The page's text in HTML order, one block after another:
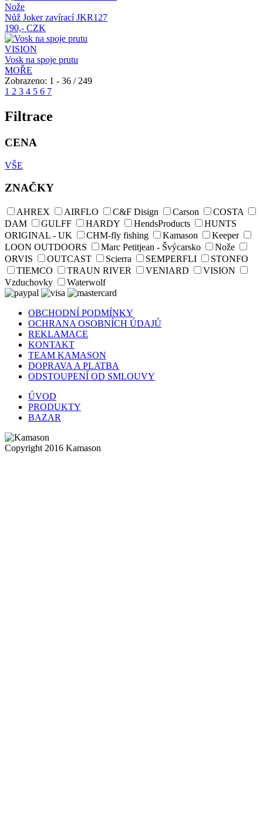
Nože
Nůž Joker zavírací JKR127
190,- CZK
VISION
Vosk na spoje prutu
MOŘE
Zobrazeno: 1 - 36 / 249
1 2 3 4 5 6 7
Filtrace
CENA
VŠE
ZNAČKY
AHREX AIRFLO C&F Disign Carson
COSTA
DAM
GULFF HARDY HendsProducts
HUNTS
ORIGINAL - UK
CHM-fly fishing Kamason
Keeper
LOON OUTDOORS
Marc Petitjean - Švýcarsko
Nože
ORVIS
OUTCAST Scierra SEMPERFLI
STONFO
TIEMCO
TRAUN RIVER VENIARD
VISION
Vzduchovky
Waterwolf
OBCHODNÍ PODMÍNKY
OCHRANA OSOBNÍCH ÚDAJŮ
REKLAMACE
KONTAKT
TEAM KAMASON
DOPRAVA A PLATBA
ODSTOUPENÍ OD SMLOUVY
ÚVOD
PRODUKTY
BAZAR
Copyright 2016 Kamason